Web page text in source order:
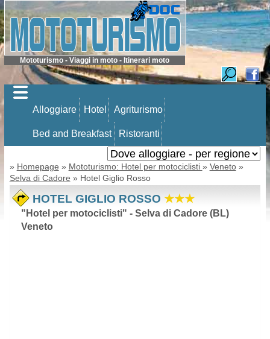
Mototurismo - Viaggi in moto - Itinerari moto
Alloggiare Hotel Agriturismo
Bed and Breakfast Ristoranti
» Homepage » Mototurismo: Hotel per motociclisti » Veneto»
Selva di Cadore » Hotel Giglio Rosso
HOTEL GIGLIO ROSSO ★★★
"Hotel per motociclisti" - Selva di Cadore (BL)
Veneto